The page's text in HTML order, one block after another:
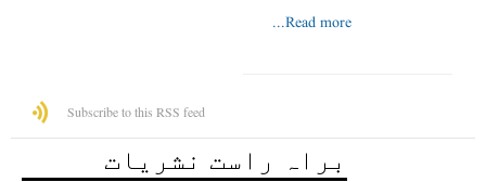
Read more...
Subscribe to this RSS feed
براہ راست نشریات